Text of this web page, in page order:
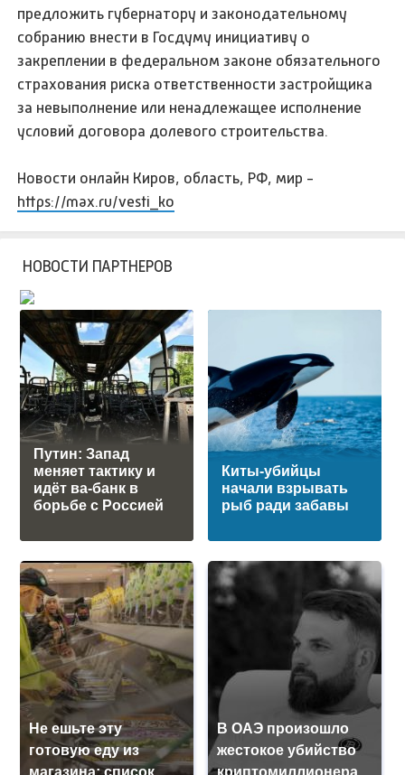
предложить губернатору и законодательному
собранию внести в Госдуму инициативу о
закреплении в федеральном законе обязательного
страхования риска ответственности застройщика
за невыполнение или ненадлежащее исполнение
условий договора долевого строительства.
Новости онлайн Киров, область, РФ, мир -
https://max.ru/vesti_ko
НОВОСТИ ПАРТНЕРОВ
Путин: Запад
меняет тактику и
идёт ва-банк в
борьбе с Россией
Киты-убийцы
начали взрывать
рыб ради забавы
Не ешьте эту
готовую еду из
В ОАЭ произошло
жестокое убийство